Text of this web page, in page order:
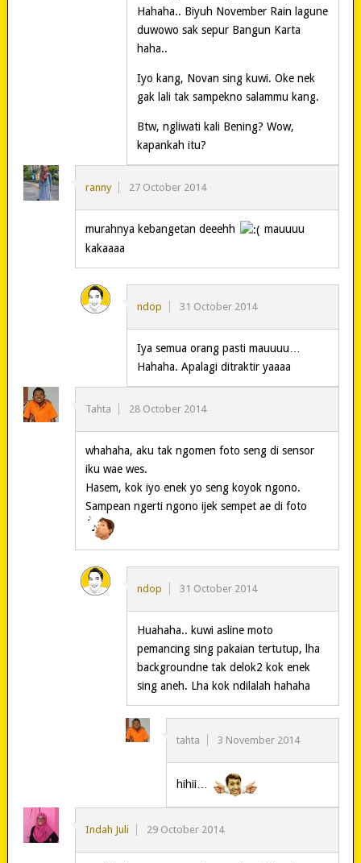
Hahaha.. Biyuh November Rain lagune
duwowo sak sepur Bangun Karta
haha..
Iyo kang, Novan sing kuwi. Oke nek
gak lali tak sampekno salammu kang.
Btw, ngliwati kali Bening? Wow,
kapankah itu?
ranny 27 October 2014
murahnya kebangetan deeehh
mauuuu
kakaaaa
ndop 31 October 2014
Iya semua orang pasti mauuuu…
Hahaha. Apalagi ditraktir yaaaa
Tahta 28 October 2014
whahaha, aku tak ngomen foto seng di sensor
iku wae wes.
Hasem, kok iyo enek yo seng koyok ngono.
Sampean ngerti ngono ijek sempet ae di foto
ndop 31 October 2014
Huahaha.. kuwi asline moto
pemancing sing pakaian tertutup, lha
backgroundne tak delok2 kok enek
sing aneh. Lha kok ndilalah hahaha
tahta 3 November 2014
hihii…
Indah Juli 29 October 2014